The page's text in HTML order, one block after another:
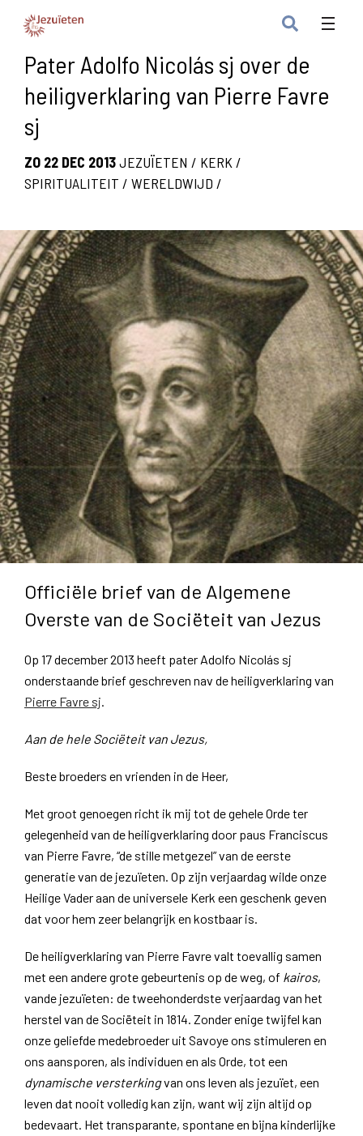
Pater Adolfo Nicolás sj over de
heiligverklaring van Pierre Favre
sj
ZO 22 DEC 2013JEZUÏETEN / KERK /
SPIRITUALITEIT / WERELDWIJD /
Officiële brief van de Algemene
Overste van de Sociëteit van Jezus
Op 17 december 2013 heeft pater Adolfo Nicolás sj
onderstaande brief geschreven nav de heiligverklaring van
Pierre Favre sj
Aan de hele Sociëteit van Jezus,
Beste broeders en vrienden in de Heer,
Met groot genoegen richt ik mij tot de gehele Orde ter
gelegenheid van de heiligverklaring door paus Franciscus
van Pierre Favre, “de stille metgezel” van de eerste
generatie van de jezuïeten. Op zijn verjaardag wilde onze
Heilige Vader aan de universele Kerk een geschenk geven
dat voor hem zeer belangrijk en kostbaar is.
De heiligverklaring van Pierre Favre valt toevallig samen
met een andere grote gebeurtenis op de weg, of kairos,
vande jezuïeten: de tweehonderdste verjaardag van het
herstel van de Sociëteit in 1814. Zonder enige twijfel kan
onze geliefde medebroeder uit Savoye ons stimuleren en
ons aansporen, als individuen en als Orde, tot een
dynamische versterkingvan ons leven als jezuïet, een
leven dat nooit volledig kan zijn, want wij zijn altijd op
bedevaart. Het transparante, spontane en bijna kinderlijke